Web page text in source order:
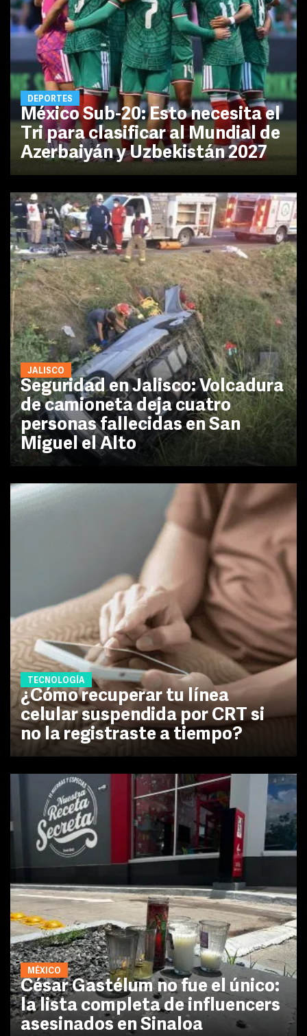
DEPORTES
México Sub-20: Esto necesita el
Tri para clasificar al Mundial de
Azerbaiyán y Uzbekistán 2027
JALISCO
Seguridad en Jalisco: Volcadura
de camioneta deja cuatro
personas fallecidas en San
Miguel el Alto
TECNOLOGÍA
¿Cómo recuperar tu línea
celular suspendida por CRT si
no la registraste a tiempo?
MÉXICO
César Gastélum no fue el único:
la lista completa de influencers
asesinados en Sinaloa